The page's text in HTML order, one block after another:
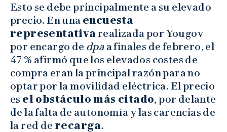
Esto se debe principalmente a su elevado
precio. En una encuesta
representativarealizada por Yougov
por encargo de dpa a finales de febrero, el
47 % afirmó que los elevados costes de
compra eran la principal razón para no
optar por la movilidad eléctrica. El precio
es el obstáculo más citado, por delante
de la falta de autonomía y las carencias de
la red derecarga.